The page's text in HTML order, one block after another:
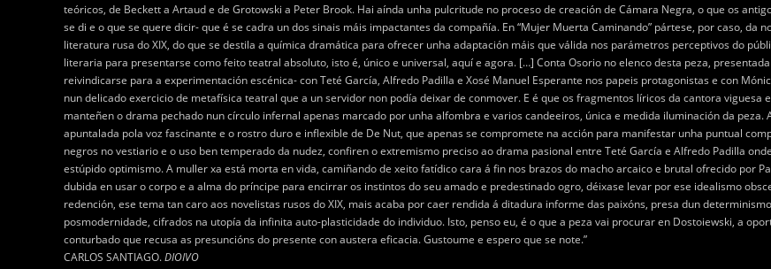
teóricos, de Beckett a Artaud e de Grotowski a Peter Brook. Hai aínda unha pulcritude no proceso de creación de Cámara Negra, o que os
se di e o que se quere dicir- que é se cadra un dos sinais máis impactantes da compañía. En “Mujer Muerta Caminando” pártese, por caso, da
literatura rusa do XIX, do que se destila a química dramática para ofrecer unha adaptación máis que válida nos parámetros perceptivos do
literaria para presentarse como feito teatral absoluto, isto é, único e universal, aquí e agora. […] Conta Osorio no elenco desta peza,
reivindicarse para a experimentación escénica- con Teté García, Alfredo Padilla e Xosé Manuel Esperante nos papeis protagonistas e con
nun delicado exercicio de metafísica teatral que a un servidor non podía deixar de conmover. E é que os fragmentos líricos da cantora viguesa
manteñen o drama pechado nun círculo infernal apenas marcado por unha alfombra e varios candeeiros, única e medida iluminación da
apuntalada pola voz fascinante e o rostro duro e inflexible de De Nut, que apenas se compromete na acción para manifestar unha puntual
negros no vestiario e o uso ben temperado da nudez, confiren o extremismo preciso ao drama pasional entre Teté García e Alfredo Padilla
estúpido optimismo. A muller xa está morta en vida, camiñando de xeito fatídico cara á fin nos brazos do macho arcaico e brutal ofrecido por
dubida en usar o corpo e a alma do príncipe para encirrar os instintos do seu amado e predestinado ogro, déixase levar por ese idealismo
redención, ese tema tan caro aos novelistas rusos do XIX, mais acaba por caer rendida á ditadura informe das paixóns, presa dun
posmodernidade, cifrados na utopía da infinita auto-plasticidade do individuo. Isto, penso eu, é o que a peza vai procurar en Dostoiewski, a
conturbado que recusa as presuncións do presente con austera eficacia. Gustoume e espero que se note.”
CARLOS SANTIAGO.DIOIVO